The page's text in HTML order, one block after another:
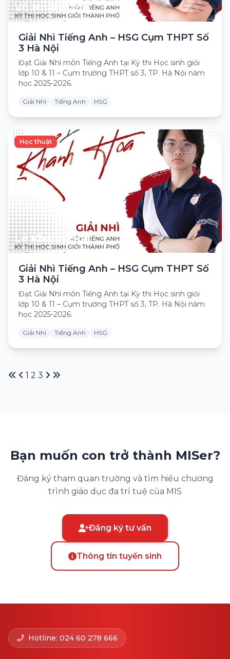
Võ Nhật Bằng
Giải Nhì Tiếng Anh – HSG Cụm THPT Số
3 Hà Nội
Đạt Giải Nhì môn Tiếng Anh tại Kỳ thi Học sinh giỏi
lớp 10 & 11 – Cụm trường THPT số 3, TP. Hà Nội năm
học 2025-2026.
Giải Nhì Tiếng Anh HSG
Học thuật
Lê Khánh Hòa
Giải Nhì Tiếng Anh – HSG Cụm THPT Số
3 Hà Nội
Đạt Giải Nhì môn Tiếng Anh tại Kỳ thi Học sinh giỏi
lớp 10 & 11 – Cụm trường THPT số 3, TP. Hà Nội năm
học 2025-2026.
Giải Nhì Tiếng Anh HSG
1 2 3
Bạn muốn con trở thành MISer?
Đăng ký tham quan trường và tìm hiểu chương
trình giáo dục đa trí tuệ của MIS
Đăng ký tư vấn
Thông tin tuyển sinh
Hotline: 024 60 278 666